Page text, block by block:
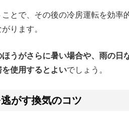
とで、その後の冷房運転を効率
ります。
ほうがさらに暑い場合や、雨の日
使用するとよいでしょう。
がす換気のコツ